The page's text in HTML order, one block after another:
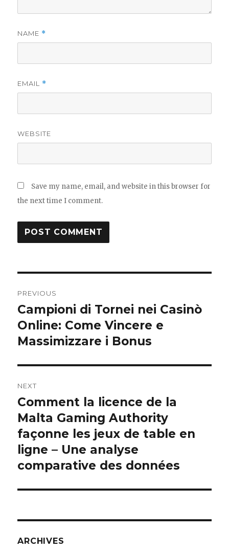
NAME *
EMAIL *
WEBSITE
Save my name, email, and website in this browser for
the next time I comment.
navigation
PREVIOUS
Previous
post:
Campioni di Tornei nei Casinò
Online: Come Vincere e
Massimizzare i Bonus
NEXT
Next
post:
Comment la licence de la
Malta Gaming Authority
façonne les jeux de table en
ligne – Une analyse
comparative des données
ARCHIVES